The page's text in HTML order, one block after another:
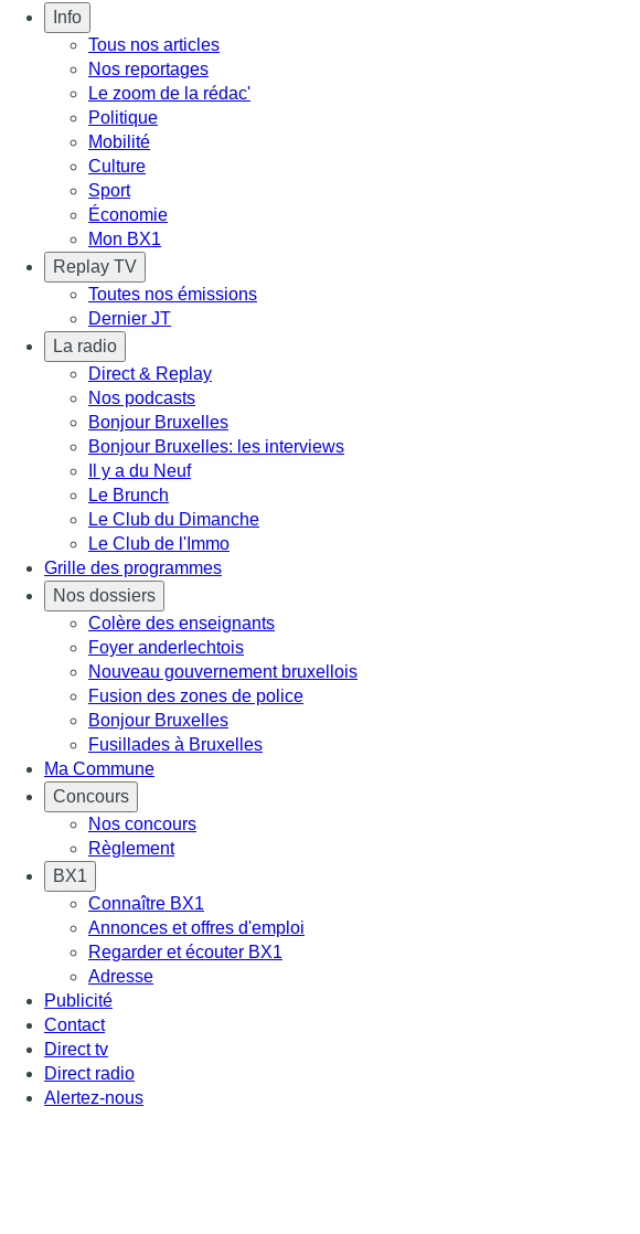
Info
Tous nos articles
Nos reportages
Le zoom de la rédac'
Politique
Mobilité
Culture
Sport
Économie
Mon BX1
Replay TV
Toutes nos émissions
Dernier JT
La radio
Direct & Replay
Nos podcasts
Bonjour Bruxelles
Bonjour Bruxelles: les interviews
Il y a du Neuf
Le Brunch
Le Club du Dimanche
Le Club de l'Immo
Grille des programmes
Nos dossiers
Colère des enseignants
Foyer anderlechtois
Nouveau gouvernement bruxellois
Fusion des zones de police
Bonjour Bruxelles
Fusillades à Bruxelles
Ma Commune
Concours
Nos concours
Règlement
BX1
Connaître BX1
Annonces et offres d'emploi
Regarder et écouter BX1
Adresse
Publicité
Contact
Direct tv
Direct radio
Alertez-nous